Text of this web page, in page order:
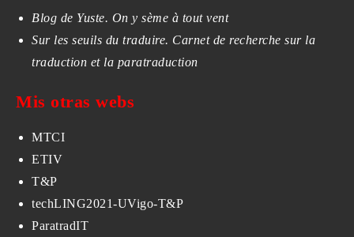
Blog de Yuste. On y sème à tout vent
Sur les seuils du traduire. Carnet de recherche sur la
traduction et la paratraduction
Mis otras webs
MTCI
ETIV
T&P
techLING2021-UVigo-T&P
ParatradIT